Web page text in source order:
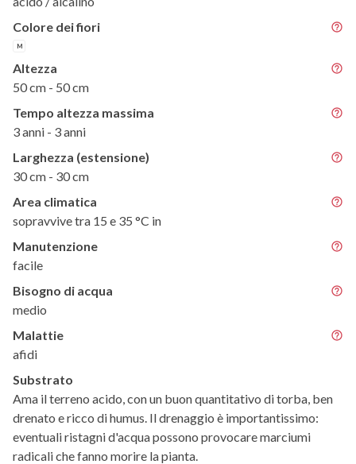
Colore dei fiori
M
Altezza
50 cm - 50 cm
Tempo altezza massima
3 anni - 3 anni
Larghezza (estensione)
30 cm - 30 cm
Area climatica
sopravvive tra 15 e 35 °C in
Manutenzione
facile
Bisogno di acqua
medio
Malattie
afidi
Substrato
Ama il terreno acido, con un buon quantitativo di torba, ben
drenato e ricco di humus. Il drenaggio è importantissimo:
eventuali ristagni d'acqua possono provocare marciumi
radicali che fanno morire la pianta.